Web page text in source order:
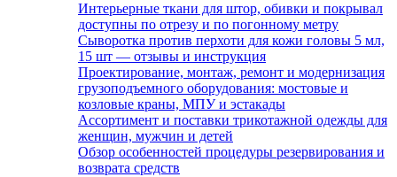
Интерьерные ткани для штор, обивки и покрывал
доступны по отрезу и по погонному метру
Сыворотка против перхоти для кожи головы 5 мл,
15 шт — отзывы и инструкция
Проектирование, монтаж, ремонт и модернизация
грузоподъемного оборудования: мостовые и
козловые краны, МПУ и эстакады
Ассортимент и поставки трикотажной одежды для
женщин, мужчин и детей
Обзор особенностей процедуры резервирования и
возврата средств